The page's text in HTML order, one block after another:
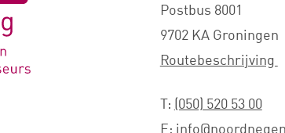
Postbus 8001
9702 KA Groningen
Routebeschrijving
T: (050) 520 53 00
E: